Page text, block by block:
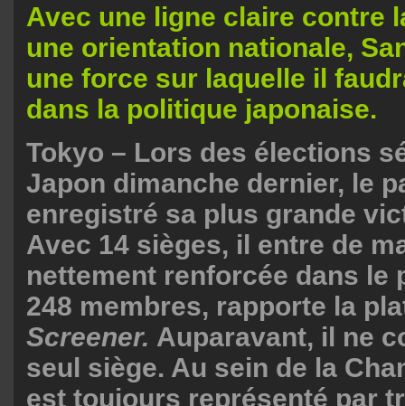
Avec une ligne claire contre
une orientation nationale,
une force sur laquelle il
dans la politique japonaise.
Tokyo – Lors des élections
Japon dimanche dernier, le
enregistré sa plus grande
Avec 14 sièges, il entre de
nettement renforcée dans le
248 membres, rapporte la
Screener. Auparavant, il ne
seul siège. Au sein de la
est toujours représenté par